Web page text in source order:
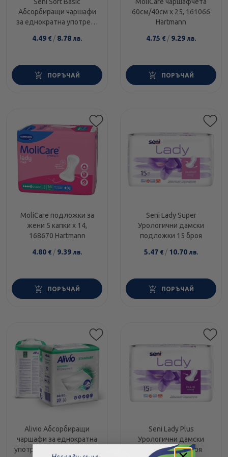
Seni Soft Basic
Абсорбиращи чаршафи
за еднократна употреба
4.49 € / 8.78 лв.
ПОРЪЧАЙ
MoliCare чаршафчета
60см/40см х 25, 161066
Hartmann
4.75 € / 9.29 лв.
ПОРЪЧАЙ
MoliCare подложки за
жени 5 капки х 14,
168670 Hartmann
4.80 € / 9.39 лв.
ПОРЪЧАЙ
Seni Lady Super
Урологични дамски
подложки 15 броя
5.47 € / 10.70 лв.
ПОРЪЧАЙ
Alivio Абсорбиращи
чаршафи за еднократна
употреба стандарт 60/90
Seni Lady Plus
Урологични дамски
подложки 15 броя